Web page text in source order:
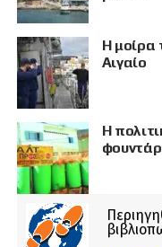
Η μοίρα
Αιγαίο
Η